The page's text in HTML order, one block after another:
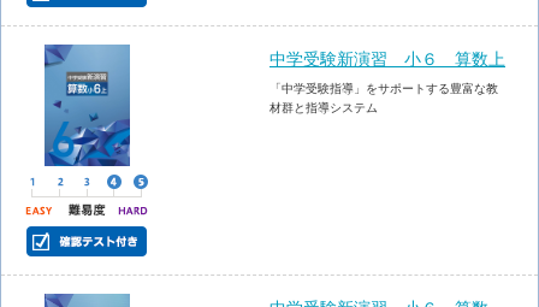
中学受験新演習 小６ 算数上
「中学受験指導」をサポートする豊富な教
材群と指導システム